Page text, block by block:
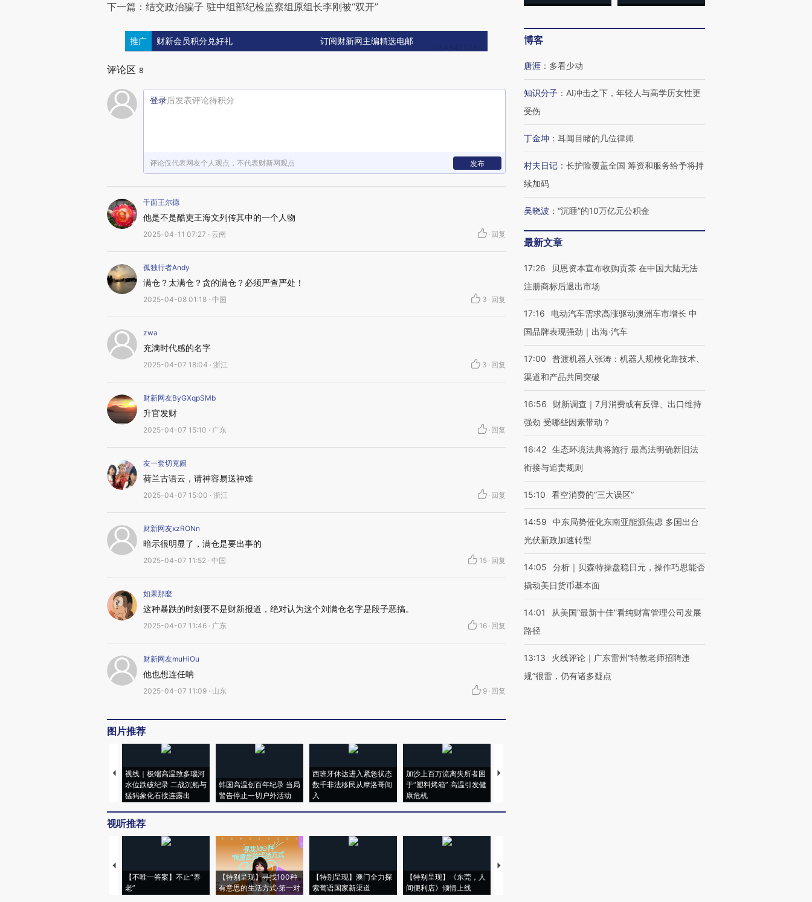
下一篇：结交政治骗子 驻中组部纪检监察组原组长李刚被“双开”
推广 财新会员积分兑好礼 订阅财新网主编精选电邮
评论区 8
登录后发表评论得积分
评论仅代表网友个人观点，不代表财新网观点 发布
千面王尔德
他是不是酷吏王海文列传其中的一个人物
2025-04-11 07:27 · 云南 · 回复
孤独行者Andy
满仓？太满仓？贪的满仓？必须严查严处！
2025-04-08 01:18 · 中国 3 · 回复
zwa
充满时代感的名字
2025-04-07 18:04 · 浙江 3 · 回复
财新网友ByGXqpSMb
升官发财
2025-04-07 15:10 · 广东 · 回复
友一套切克闹
荷兰古语云，请神容易送神难
2025-04-07 15:00 · 浙江 · 回复
财新网友xzRONn
暗示很明显了，满仓是要出事的
2025-04-07 11:52 · 中国 15 · 回复
如果那麼
这种暴跌的时刻要不是财新报道，绝对认为这个刘满仓名字是段子恶搞。
2025-04-07 11:46 · 广东 16 · 回复
财新网友muHiOu
他也想连任呐
2025-04-07 11:09 · 山东 9 · 回复
图片推荐
视线｜极端高温致多瑙河
水位跌破纪录 二战沉船与
猛犸象化石接连露出
韩国高温创百年纪录 当局
警告停止一切户外活动
西班牙休达进入紧急状态
数千非法移民从摩洛哥闯
入
加沙上百万流离失所者困
于“塑料烤箱” 高温引发健
康危机
马航飞行员跨国走私7万
视听推荐
【不唯一答案】不止“养
老”
【特别呈现】寻找100种
有意思的生活方式·第一对
【特别呈现】澳门全力探
索葡语国家新渠道
【特别呈现】《东莞，人
间便利店》倾情上线
【推广】走进第四届链博
博客
唐涯 ： 多看少动
知识分子 ： AI冲击之下，年轻人与高学历女性更
受伤
丁金坤 ： 耳闻目睹的几位律师
村夫日记 ： 长护险覆盖全国 筹资和服务给予将持
续加码
吴晓波 ： “沉睡”的10万亿元公积金
最新文章
17:26
贝恩资本宣布收购贡茶 在中国大陆无法
注册商标后退出市场
17:16
电动汽车需求高涨驱动澳洲车市增长 中
国品牌表现强劲｜出海·汽车
17:00
普渡机器人张涛：机器人规模化靠技术、
渠道和产品共同突破
16:56
财新调查｜7月消费或有反弹、出口维持
强劲 受哪些因素带动？
16:42 生态环境法典将施行 最高法明确新旧法
衔接与追责规则
15:10 看空消费的“三大误区”
14:59
中东局势催化东南亚能源焦虑 多国出台
光伏新政加速转型
14:05
分析｜贝森特操盘稳日元，操作巧思能否
撬动美日货币基本面
14:01
从美国“最新十佳”看纯财富管理公司发展
路径
13:13
火线评论｜广东雷州“特教老师招聘违
规”很雷，仍有诸多疑点